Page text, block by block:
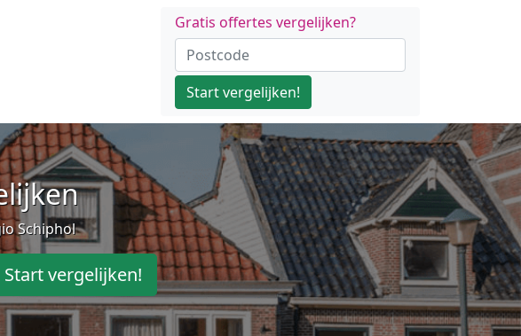
Gratis offertes vergelijken?
Start vergelijken!
Schiphol
Start vergelijken!